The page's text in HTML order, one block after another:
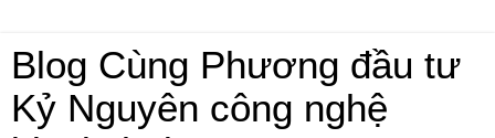
Blog Cùng Phương đầu tư
Kỷ Nguyên công nghệ